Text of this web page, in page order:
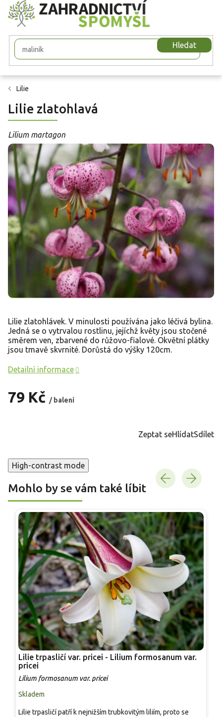
Přejít
na
obsah
Hledat
Lilie
Lilie zlatohlavá
Lilium martagon
79 Kč / balení
Lilie zlatohlávek. V minulosti používána jako léčivá bylina.
Jedná se o vytrvalou rostlinu, jejíchž květy jsou stočené
směrem ven, zbarvené do růžovo-fialové. Okvětní plátky
jsou tmavě skvrnité. Dorůstá do výšky 120cm.
Detailní informace
Zeptat seHlídatSdílet
High-contrast mode
Mohlo by se vám také líbit
Lilie trpasličí var. pricei - Lilium formosanum var.
pricei
Lilium formosanum var. pricei
Skladem
Lilie trpasličí patří k nejnižším trubkovitým liliím, proto se